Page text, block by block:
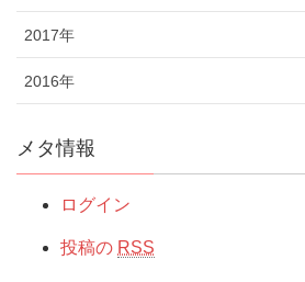
2017年
2016年
メタ情報
ログイン
投稿の RSS